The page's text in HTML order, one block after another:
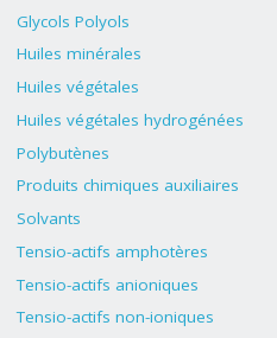
Glycols Polyols
Huiles minérales
Huiles végétales
Huiles végétales hydrogénées
Polybutènes
Produits chimiques auxiliaires
Solvants
Tensio-actifs amphotères
Tensio-actifs anioniques
Tensio-actifs non-ioniques